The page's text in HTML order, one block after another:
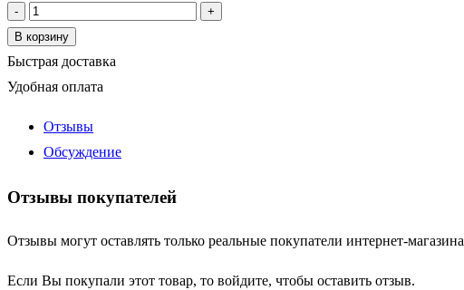
-
+
В корзину
Быстрая доставка
Удобная оплата
Отзывы
Обсуждение
Отзывы покупателей
Отзывы могут оставлять только реальные покупатели интернет-магазина
Если Вы покупали этот товар, то войдите, чтобы оставить отзыв.